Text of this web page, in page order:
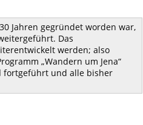
Jahren gegründet worden war,
Das
werden; also
„Wandern um Jena“
fortgeführt und alle bisher